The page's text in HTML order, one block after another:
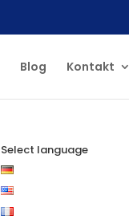
Blog Kontakt
Select language